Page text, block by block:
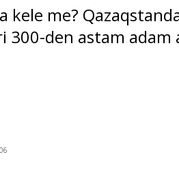
kele me?
300-den astam adam